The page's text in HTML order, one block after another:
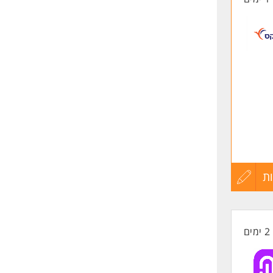
עדכון
2 ימים